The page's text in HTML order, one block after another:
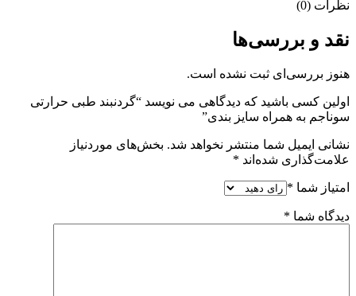
نظرات (0)
نقد و بررسی‌ها
هنوز بررسی‌ای ثبت نشده است.
اولین کسی باشید که دیدگاهی می نویسد “گردنبند طبی حرارتی
سوناجم به همراه سایز بندی”
نشانی ایمیل شما منتشر نخواهد شد. بخش‌های موردنیاز
علامت‌گذاری شده‌اند *
امتیاز شما *
دیدگاه شما *